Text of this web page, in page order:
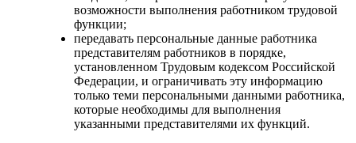
возможности выполнения работником трудовой
функции;
передавать персональные данные работника
представителям работников в порядке,
установленном Трудовым кодексом Российской
Федерации, и ограничивать эту информацию
только теми персональными данными работника,
которые необходимы для выполнения
указанными представителями их функций.